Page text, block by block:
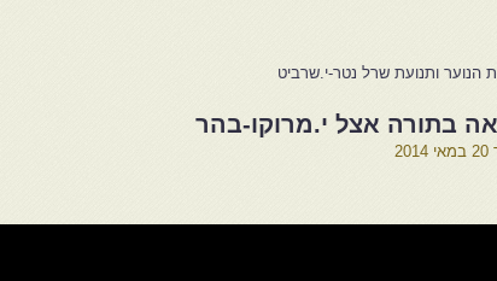
הנוער ותנועת שרל נטר-י.שרביט
בתורה אצל י.מרוקו-בהר
20 במאי 2014